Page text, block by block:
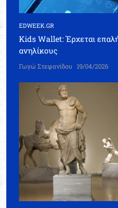
EDWEEK.GR
Kids Wallet: Έρχεται
ανηλίκους
Γωγώ Στεφανίδου 19/04/2026